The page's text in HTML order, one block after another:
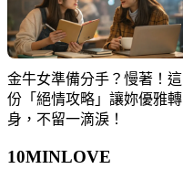
金牛女準備分手？慢著！這
份「絕情攻略」讓妳優雅轉
身，不留一滴淚！
10MINLOVE